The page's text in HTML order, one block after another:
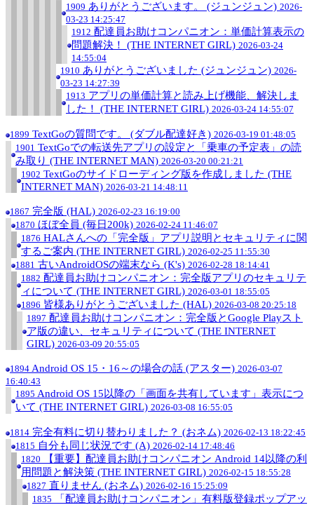
1909 ありがとうございます。 (ジュンジュン) 2026-
03-23 14:25:47
1912 配達員お助けコンパニオン：単価計算表示の
問題解決！ (THE INTERNET GIRL) 2026-03-24
14:55:04
1910 ありがとうございました (ジュンジュン) 2026-
03-23 14:27:39
1913 アプリの単価計算と読み上げ機能、解決しま
した！ (THE INTERNET GIRL) 2026-03-24 14:55:07
1899 TextGoの質問です。 (ダブル配達好き) 2026-03-19 01:48:05
1901 TextGoでの転送先アプリの設定と「乗車の予定表」の読
み取り (THE INTERNET MAN) 2026-03-20 00:21:21
1902 TextGoのサイドローディング版を作成しました (THE
INTERNET MAN) 2026-03-21 14:48:11
1867 完全版 (HAL) 2026-02-23 16:19:00
1870 ほぼ全員 (毎日200k) 2026-02-24 11:46:07
1876 HALさんへの「完全版」アプリ説明とセキュリティに関
するご案内 (THE INTERNET GIRL) 2026-02-25 11:55:30
1881 古いAndroidOSの端末なら (K's) 2026-02-28 18:14:41
1882 配達員お助けコンパニオン：完全版アプリのセキュリテ
ィについて (THE INTERNET GIRL) 2026-03-01 18:55:05
1896 皆様ありがとうございました (HAL) 2026-03-08 20:25:18
1897 配達員お助けコンパニオン：完全版とGoogle Playスト
ア版の違い、セキュリティについて (THE INTERNET
GIRL) 2026-03-09 20:55:05
1894 Android OS 15・16～の場合の話 (アスター) 2026-03-07
16:40:43
1895 Android OS 15以降の「画面を共有しています」表示につ
いて (THE INTERNET GIRL) 2026-03-08 16:55:05
1814 完全有料に切り替わりました？ (おネム) 2026-02-13 18:22:45
1815 自分も同じ状況です (A) 2026-02-14 17:48:46
1820 【重要】配達員お助けコンパニオン Android 14以降の利
用問題と解決策 (THE INTERNET GIRL) 2026-02-15 18:55:28
1827 直りません (おネム) 2026-02-16 15:25:09
1835 「配達員お助けコンパニオン」有料版登録ポップアッ